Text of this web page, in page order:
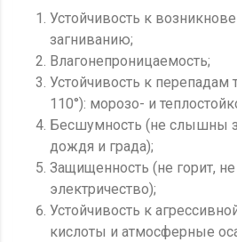
Устойчивость к
загниванию;
Влагонепроницаемость;
Устойчивость к перепадам
110°): морозо- и
Бесшумность (не слышны
дождя и града);
Защищенность (не горит,
электричество);
Устойчивость к
кислоты и атмосферные